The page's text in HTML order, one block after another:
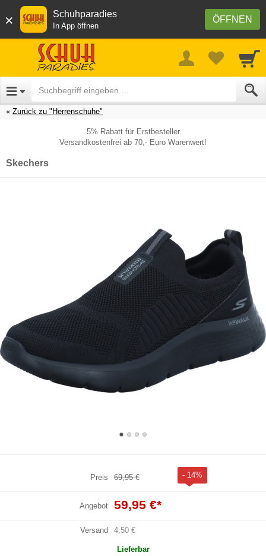
× ÖFFNEN
Schuhparadies
In App öffnen
Zurück zu "Herrenschuhe"
5% Rabatt für Erstbesteller
Versandkostenfrei ab 70,- Euro Warenwert!
Skechers
Preis 69,95 € - 14%
Angebot 59,95 €*
Versand 4,50 €
Lieferbar